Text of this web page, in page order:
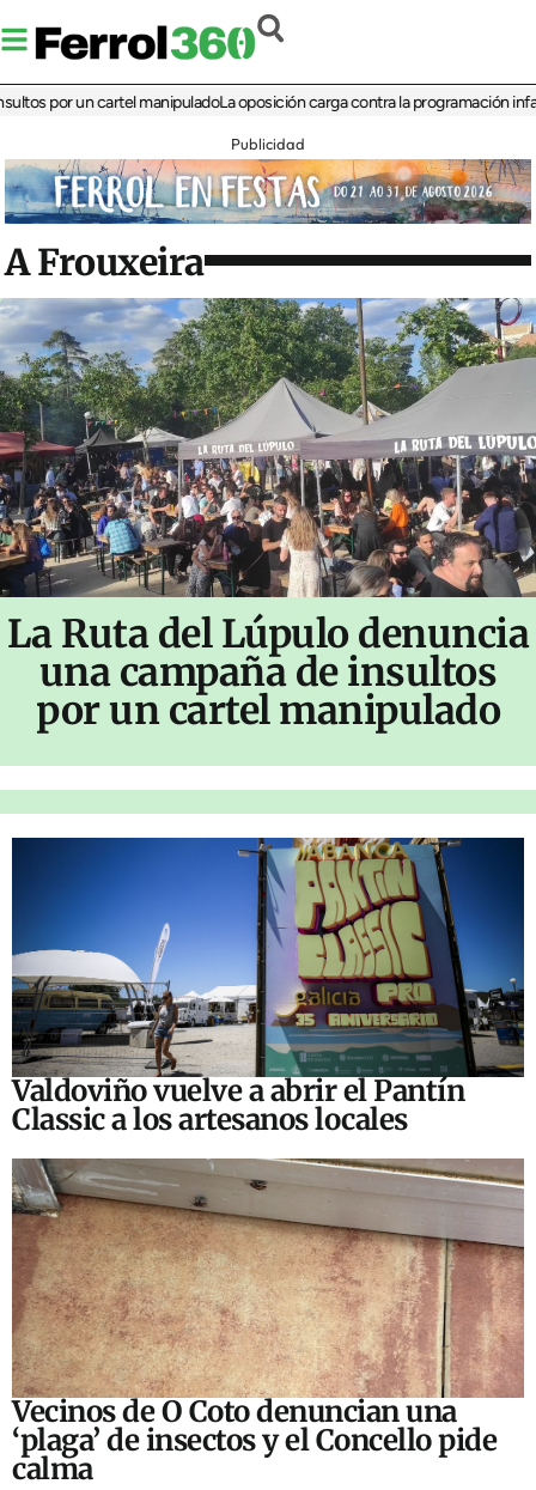
por un cartel manipuladoLa oposición carga contra la programación infantil
Publicidad
A Frouxeira
La Ruta del Lúpulo denuncia
una campaña de insultos
por un cartel manipulado
Valdoviño vuelve a abrir el Pantín
Classic a los artesanos locales
Vecinos de O Coto denuncian una
‘plaga’ de insectos y el Concello pide
calma